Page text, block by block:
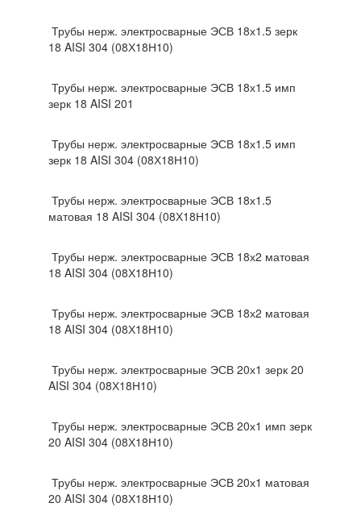
Трубы нерж. электросварные ЭСВ 18х1.5 зерк
18 AISI 304 (08Х18Н10)
Трубы нерж. электросварные ЭСВ 18х1.5 имп
зерк 18 AISI 201
Трубы нерж. электросварные ЭСВ 18х1.5 имп
зерк 18 AISI 304 (08Х18Н10)
Трубы нерж. электросварные ЭСВ 18х1.5
матовая 18 AISI 304 (08Х18Н10)
Трубы нерж. электросварные ЭСВ 18х2 матовая
18 AISI 304 (08Х18Н10)
Трубы нерж. электросварные ЭСВ 18х2 матовая
18 AISI 304 (08Х18Н10)
Трубы нерж. электросварные ЭСВ 20х1 зерк 20
AISI 304 (08Х18Н10)
Трубы нерж. электросварные ЭСВ 20х1 имп зерк
20 AISI 304 (08Х18Н10)
Трубы нерж. электросварные ЭСВ 20х1 матовая
20 AISI 304 (08Х18Н10)